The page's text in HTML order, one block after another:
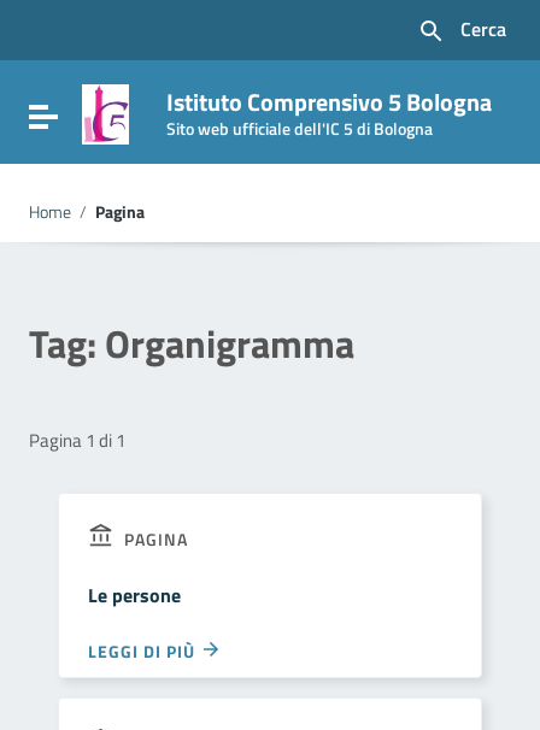
Vai al footer
Cerca
Attiva / disattiva la navigazione
Istituto Comprensivo 5 Bologna
Sito web ufficiale dell'IC 5 di Bologna
Home / Pagina
Tag:Organigramma
Pagina 1 di 1
PAGINA
Le persone
LEGGI DI PIÙ